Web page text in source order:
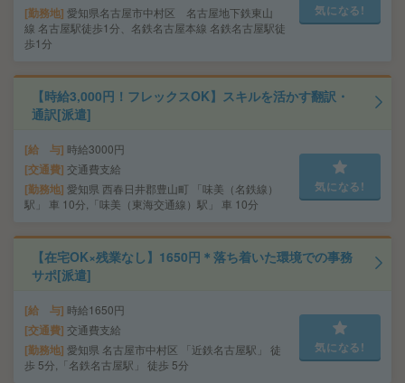
勤務地 愛知県名古屋市中村区 名古屋地下鉄東山
線 名古屋駅徒歩1分、名鉄名古屋本線 名鉄名古屋駅徒
歩1分
気になる!
【時給3,000円！フレックスOK】スキルを活かす翻訳・
通訳[派遣]
給 与 時給3000円
交通費 交通費支給
勤務地 愛知県 西春日井郡豊山町 「味美（名鉄線）
駅」 車 10分,「味美（東海交通線）駅」 車 10分
気になる!
【在宅OK×残業なし】1650円＊落ち着いた環境での事務
サポ[派遣]
給 与 時給1650円
交通費 交通費支給
勤務地 愛知県 名古屋市中村区 「近鉄名古屋駅」 徒
歩 5分,「名鉄名古屋駅」 徒歩 5分
気になる!